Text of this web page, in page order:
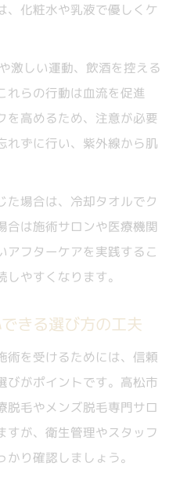
、化粧水や乳液で優しくケ
激しい運動、飲酒を控える
れらの行動は血流を促進
を高めるため、注意が必要
れずに行い、紫外線から肌
た場合は、冷却タオルでク
合は施術サロンや医療機関
アフターケアを実践するこ
やすくなります。
きる選び方の工夫
術を受けるためには、信頼
びがポイントです。高松市
脱毛やメンズ脱毛専門サロ
すが、衛生管理やスタッフ
り確認しましょう。